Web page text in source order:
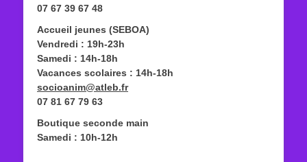
07 67 39 67 48
Accueil jeunes (SEBOA)
Vendredi : 19h-23h
Samedi : 14h-18h
Vacances scolaires : 14h-18h
socioanim@atleb.fr
07 81 67 79 63
Boutique seconde main
Samedi : 10h-12h